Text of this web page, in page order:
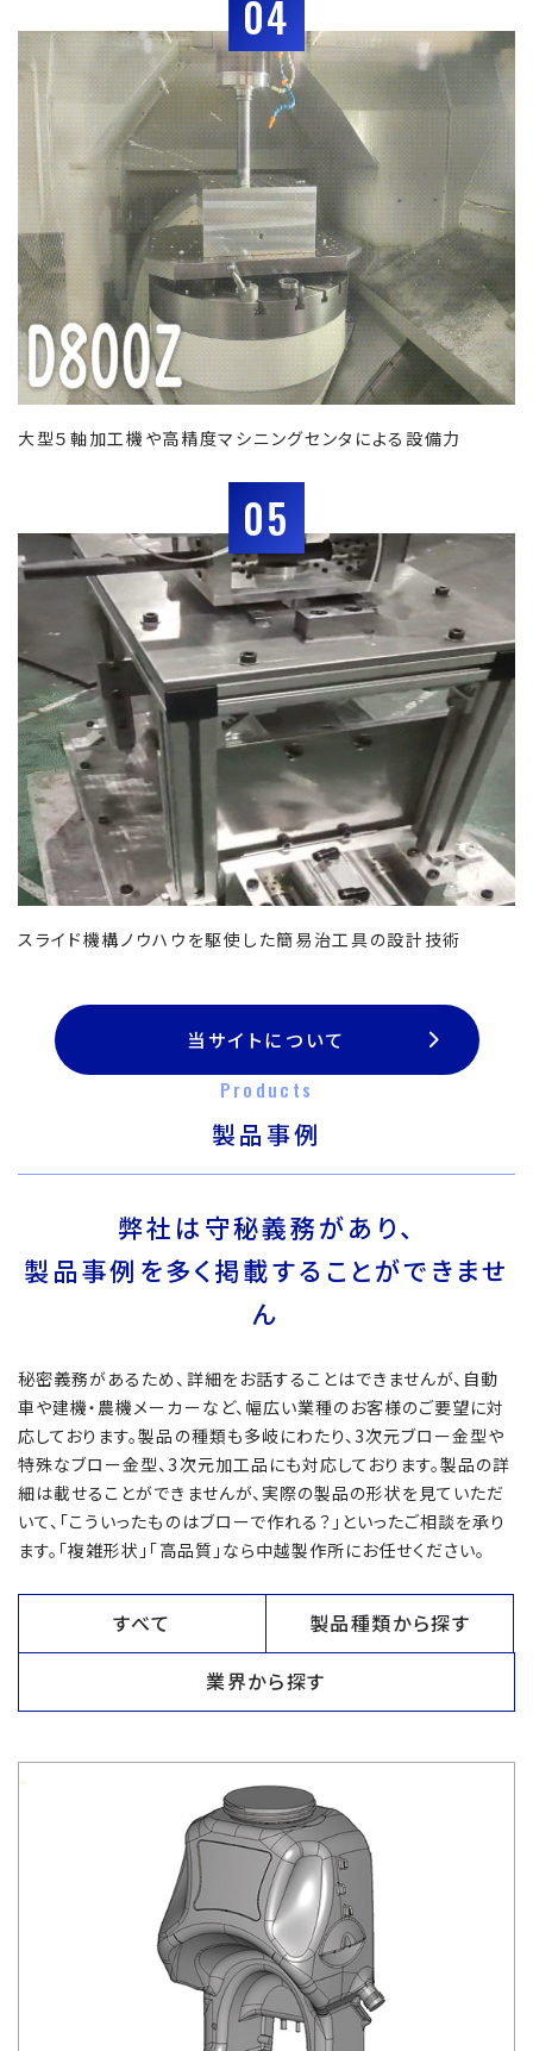
04
大型５軸加工機や高精度マシニングセンタによる設備力
05
スライド機構ノウハウを駆使した簡易治工具の設計技術
当サイトについて
Products
製品事例
弊社は守秘義務があり、
製品事例を多く掲載することができませ
ん
秘密義務があるため、詳細をお話することはできませんが、自動
車や建機・農機メーカーなど、幅広い業種のお客様のご要望に対
応しております。製品の種類も多岐にわたり、3次元ブロー金型や
特殊なブロー金型、3次元加工品にも対応しております。製品の詳
細は載せることができませんが、実際の製品の形状を見ていただ
いて、「こういったものはブローで作れる？」といったご相談を承り
ます。「複雑形状」「高品質」なら中越製作所にお任せください。
すべて 製品種類から探す
業界から探す